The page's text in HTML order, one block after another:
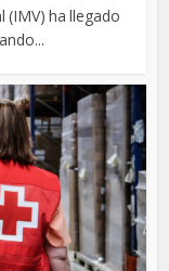
(IMV) ha llegado